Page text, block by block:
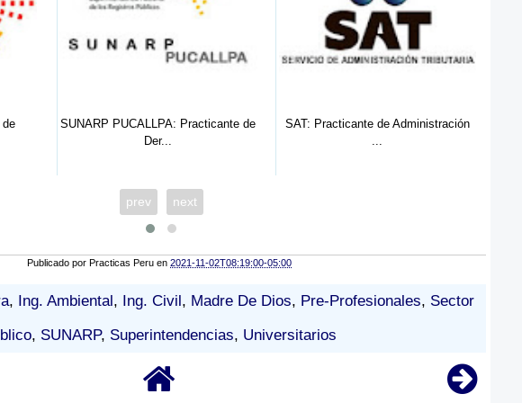
de
SUNARP PUCALLPA: Practicante de
Der...
SAT: Practicante de Administración
prev next
Publicado por Practicas Peru en 2021-11-02T08:19:00-05:00
, Ing. Ambiental, Ing. Civil, Madre De Dios, Pre-Profesionales, Sector
, SUNARP, Superintendencias, Universitarios